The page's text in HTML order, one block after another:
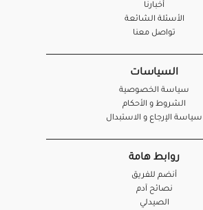
أخبارنا
الأسئلة الشائعة
تواصل معنا
السياسات
سياسة الخصوصية
الشروط و الأحكام
سياسة الإرجاع و الاستبدال
روابط هامة
أنضم للفريق
نصائح آدم
الصيدلي